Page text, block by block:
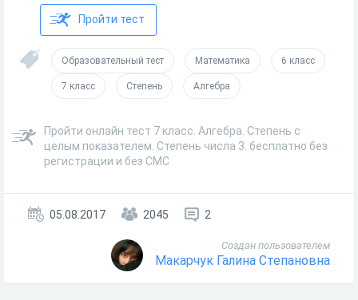
Пройти тест
Образовательный тест Математика 6 класс
7 класс Степень Алгебра
Пройти онлайн тест 7 класс. Алгебра. Степень с
целым показателем. Степень числа 3. бесплатно без
регистрации и без СМС
05.08.2017 2045 2
Создан пользователем
Макарчук Галина Степановна